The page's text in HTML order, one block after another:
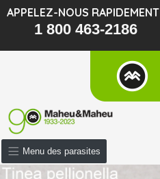
APPELEZ-NOUS RAPIDEMENT
1 800 463-2186
Menu des parasites